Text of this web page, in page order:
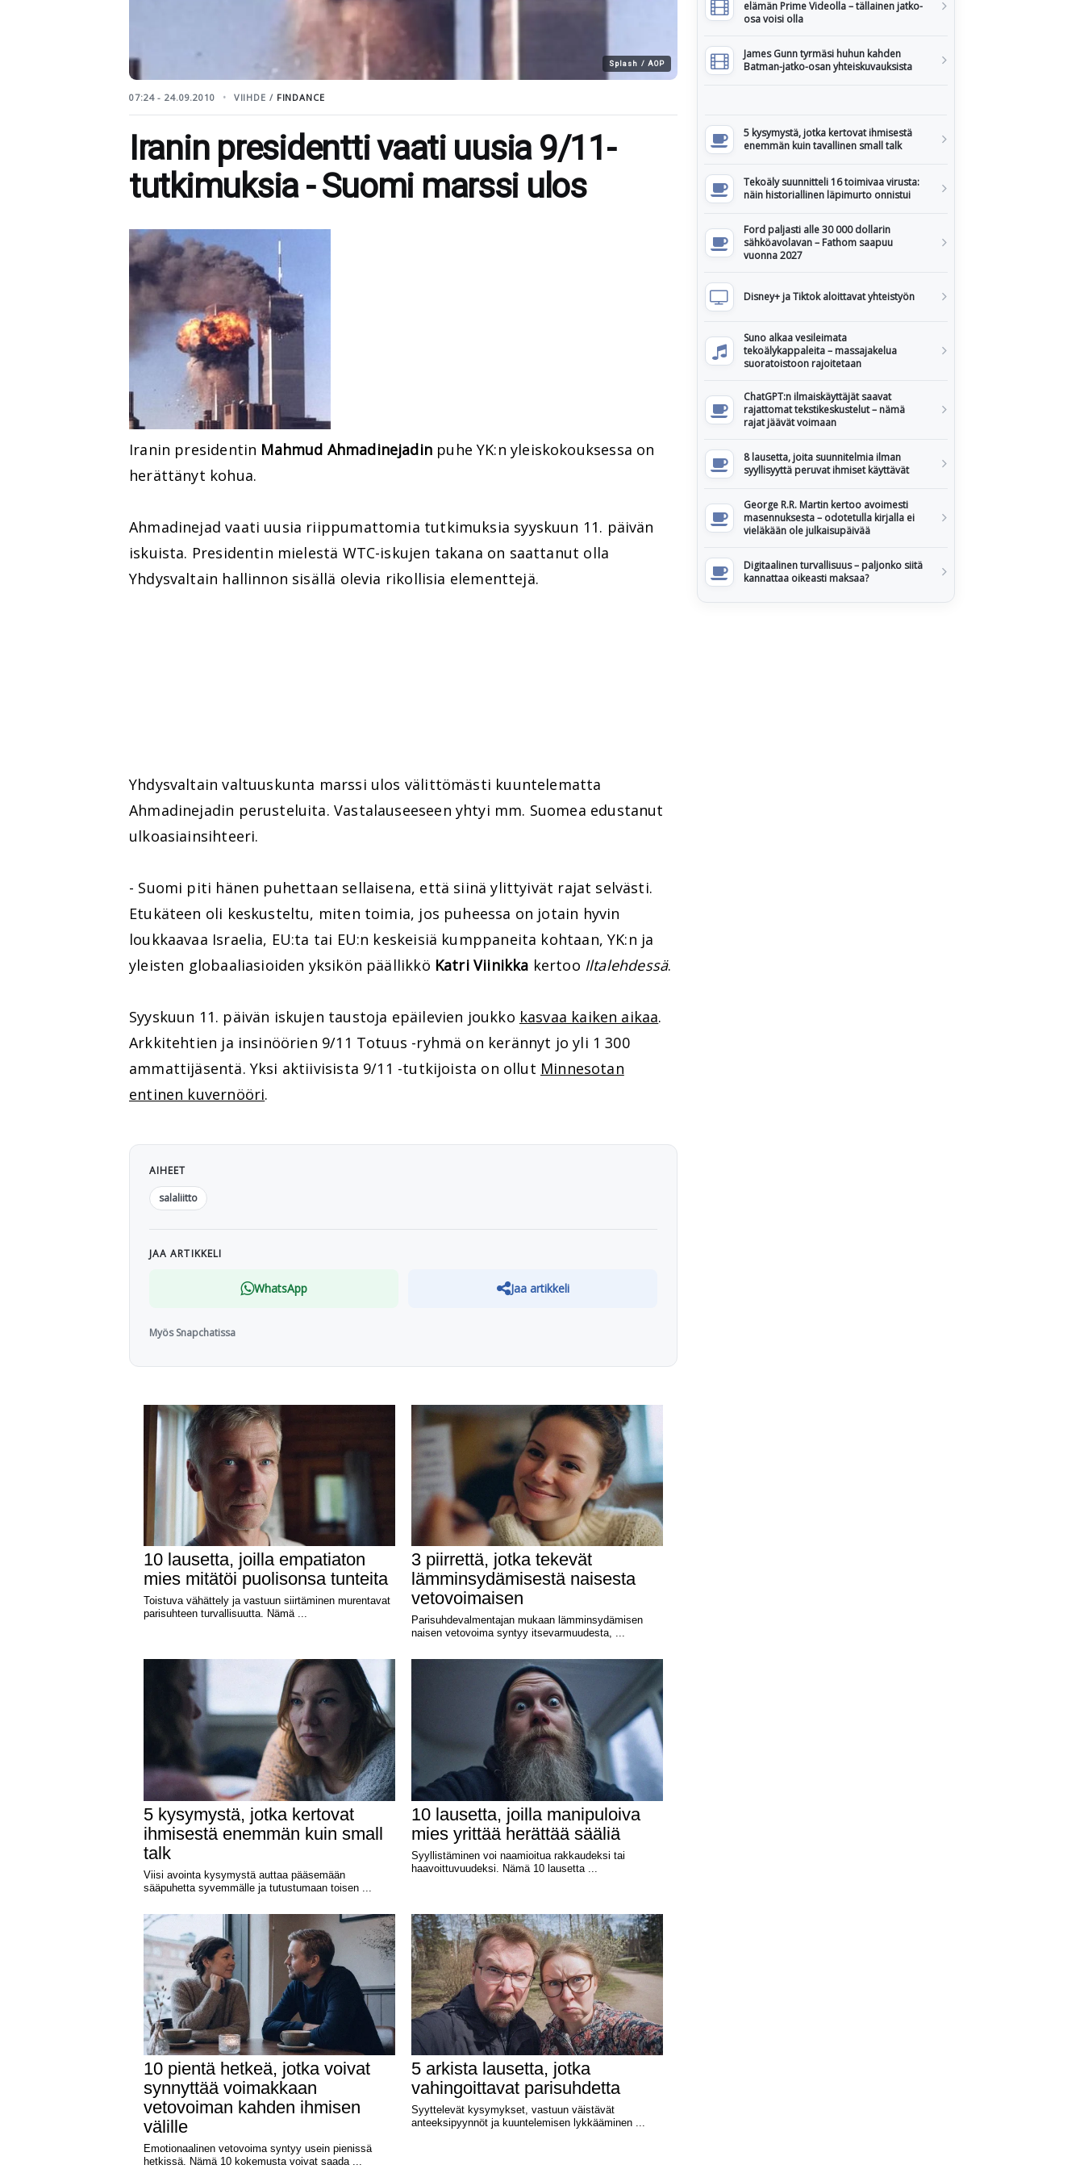
Splash / AOP
07:24 - 24.09.2010 VIIHDE / FINDANCE
Iranin presidentti vaati uusia 9/11-
tutkimuksia - Suomi marssi ulos
Iranin presidentin Mahmud Ahmadinejadin puhe YK:n yleiskokouksessa on
herättänyt kohua.
Ahmadinejad vaati uusia riippumattomia tutkimuksia syyskuun 11. päivän
iskuista. Presidentin mielestä WTC-iskujen takana on saattanut olla
Yhdysvaltain hallinnon sisällä olevia rikollisia elementtejä.
Yhdysvaltain valtuuskunta marssi ulos välittömästi kuuntelematta
Ahmadinejadin perusteluita. Vastalauseeseen yhtyi mm. Suomea edustanut
ulkoasiainsihteeri.
- Suomi piti hänen puhettaan sellaisena, että siinä ylittyivät rajat selvästi.
Etukäteen oli keskusteltu, miten toimia, jos puheessa on jotain hyvin
loukkaavaa Israelia, EU:ta tai EU:n keskeisiä kumppaneita kohtaan, YK:n ja
yleisten globaaliasioiden yksikön päällikkö Katri Viinikka kertoo Iltalehdessä.
Syyskuun 11. päivän iskujen taustoja epäilevien joukko kasvaa kaiken aikaa.
Arkkitehtien ja insinöörien 9/11 Totuus -ryhmä on kerännyt jo yli 1 300
ammattijäsentä. Yksi aktiivisista 9/11 -tutkijoista on ollut Minnesotan
entinen kuvernööri.
AIHEET
salaliitto
JAA ARTIKKELI
WhatsApp Jaa artikkeli
Myös Snapchatissa
elämän Prime Videolla – tällainen jatko-
osa voisi olla
James Gunn tyrmäsi huhun kahden
Batman-jatko-osan yhteiskuvauksista
5 kysymystä, jotka kertovat ihmisestä
enemmän kuin tavallinen small talk
Tekoäly suunnitteli 16 toimivaa virusta:
näin historiallinen läpimurto onnistui
Ford paljasti alle 30 000 dollarin
sähköavolavan – Fathom saapuu
vuonna 2027
Disney+ ja Tiktok aloittavat yhteistyön
Suno alkaa vesileimata
tekoälykappaleita – massajakelua
suoratoistoon rajoitetaan
ChatGPT:n ilmaiskäyttäjät saavat
rajattomat tekstikeskustelut – nämä
rajat jäävät voimaan
8 lausetta, joita suunnitelmia ilman
syyllisyyttä peruvat ihmiset käyttävät
George R.R. Martin kertoo avoimesti
masennuksesta – odotetulla kirjalla ei
vieläkään ole julkaisupäivää
Digitaalinen turvallisuus – paljonko siitä
kannattaa oikeasti maksaa?